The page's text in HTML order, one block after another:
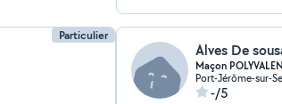
Particulier
Alves De
Maçon
Port-Jérôme-sur-
-/5